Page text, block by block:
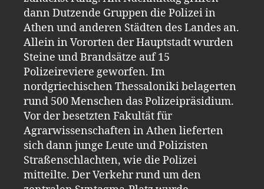
dann Dutzende Gruppen die Polizei in
Athen und anderen Städten des Landes an.
Allein in Vororten der Hauptstadt wurden
Steine und Brandsätze auf 15
Polizeireviere geworfen. Im
nordgriechischen Thessaloniki belagerten
rund 500 Menschen das Polizeipräsidium.
Vor der besetzten Fakultät für
Agrarwissenschaften in Athen lieferten
sich dann junge Leute und Polizisten
Straßenschlachten, wie die Polizei
mitteilte. Der Verkehr rund um den